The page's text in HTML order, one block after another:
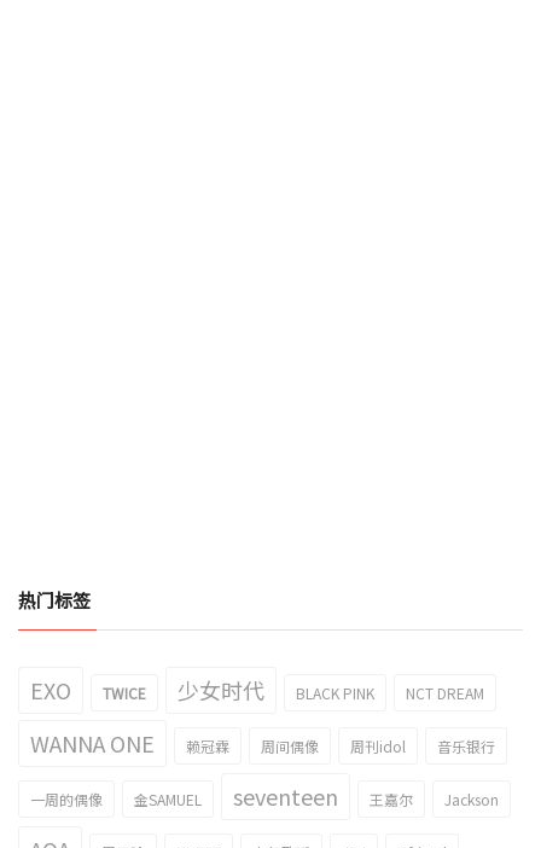
热门标签
EXO TWICE 少女时代 BLACK PINK NCT DREAM
WANNA ONE 赖冠霖 周间偶像 周刊idol 音乐银行
一周的偶像 金SAMUEL seventeen 王嘉尔 Jackson